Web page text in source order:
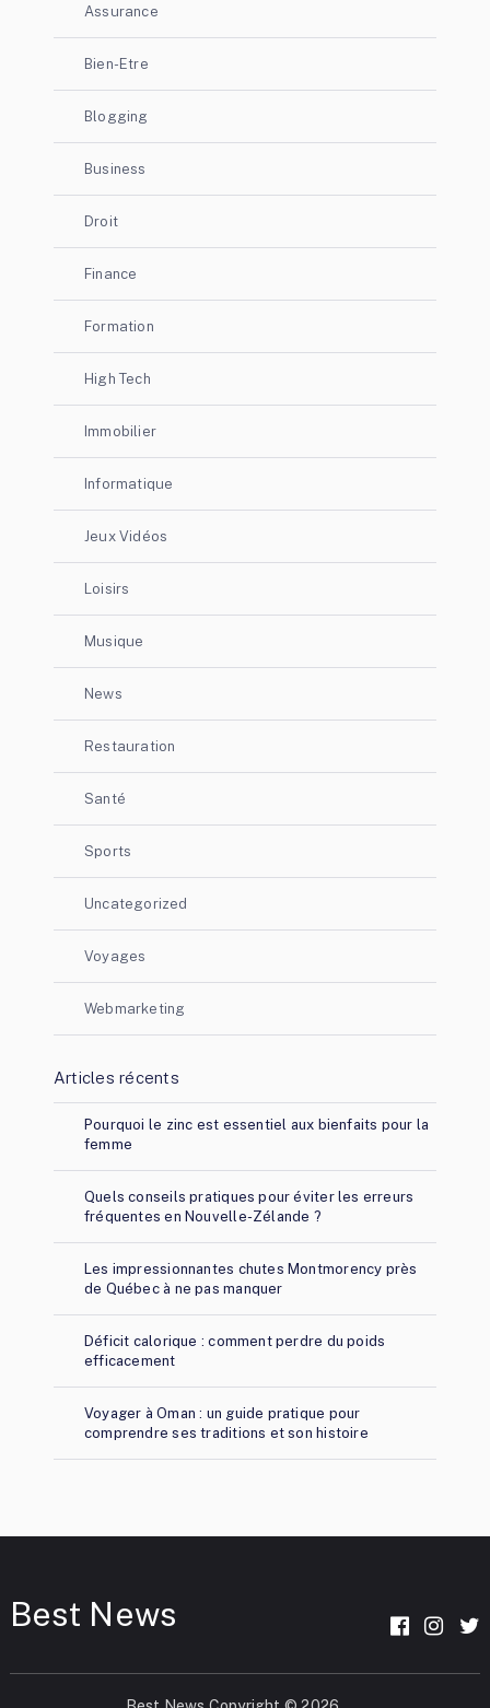
Assurance
Bien-Etre
Blogging
Business
Droit
Finance
Formation
High Tech
Immobilier
Informatique
Jeux Vidéos
Loisirs
Musique
News
Restauration
Santé
Sports
Uncategorized
Voyages
Webmarketing
Articles récents
Pourquoi le zinc est essentiel aux bienfaits pour la
femme
Quels conseils pratiques pour éviter les erreurs
fréquentes en Nouvelle-Zélande ?
Les impressionnantes chutes Montmorency près
de Québec à ne pas manquer
Déficit calorique : comment perdre du poids
efficacement
Voyager à Oman : un guide pratique pour
comprendre ses traditions et son histoire
Best News